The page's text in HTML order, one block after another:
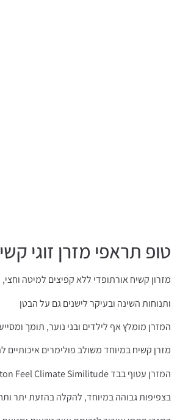
טופ תראפי מזרן זוגי
מזרון קשיח אורתופדי ללא קפיצים למיטה
ותנוחות השינה ובעיקר לישנים גם על הבטן
המזרן מומלץ אף לילדים ובני נוער, תומך
מזרן קשיח במיוחד משולב פולימרים
המזרן עטוף בבד Cotton Feel Climate Similitude איכותי, אוורירי ונעים המותאם לאקלים הישראלי,
בצפיפות גבוהה במיוחד, להקלה בהזעת יתר